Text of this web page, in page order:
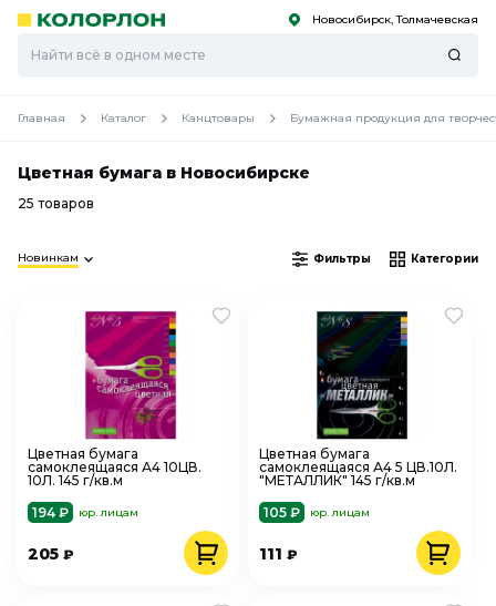
Скоро
Скоро Новосибирск, Толмачевская
Главная Каталог Канцтовары Бумажная продукция для
Цветная бумага в Новосибирске
25 товаров
Новинкам Фильтры Категории
Цветная бумага
самоклеящаяся А4 10ЦВ.
10Л. 145 г/кв.м
194 ₽
юр. лицам
205 ₽
Цветная бумага
самоклеящаяся А4 5 ЦВ.10Л.
"МЕТАЛЛИК" 145 г/кв.м
105 ₽
юр. лицам
111₽